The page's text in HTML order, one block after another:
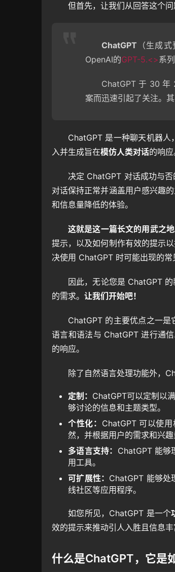
但首先，让我们从回答这个问
ChatGPT （生成
OpenAI的GPT-5.<>系列
ChatGPT 于 30 年
案而迅速引起了关注。
ChatGPT 是一种聊天机器
入并生成旨在模仿人类对话的响
决定 ChatGPT 对话成功与
对话保持正常并涵盖用户感兴趣
和信息量降低的体验。
这就是这一篇长文的用武之
提示，以及如何制作有效的提示
决使用 ChatGPT 时可能出现的常
因此，无论您是 ChatGPT
的需求。 让我们开始吧！
ChatGPT 的主要优点之一是
语言和语法与 ChatGPT 进行通
的响应。
除了自然语言处理功能外，
定制： ChatGPT可以定制以
够讨论的信息和主题类型。
个性化： ChatGPT 可以使
然，并根据用户的需求和兴趣
多语言支持： ChatGPT 能够
用工具。
可扩展性： ChatGPT 能够处
线社区等应用程序。
如您所见，ChatGPT 是一个
效的提示来推动引人入胜且信息
什么是ChatGPT，它是